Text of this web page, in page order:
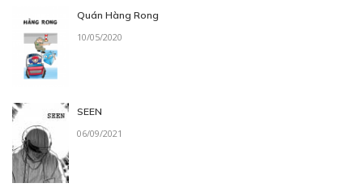
Quán Hàng Rong
10/05/2020
SEEN
06/09/2021